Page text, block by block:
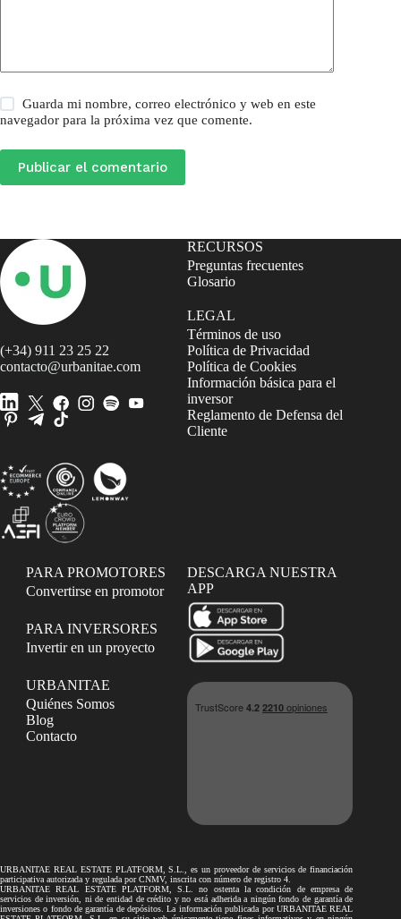
Guarda mi nombre, correo electrónico y web en este
navegador para la próxima vez que comente.
Publicar el comentario
(+34) 911 23 25 22
contacto@urbanitae.com
RECURSOS
Preguntas frecuentes
Glosario
LEGAL
Términos de uso
Política de Privacidad
Política de Cookies
Información básica para el
inversor
Reglamento de Defensa del
Cliente
PARA PROMOTORES
Convertirse en promotor
PARA INVERSORES
Invertir en un proyecto
URBANITAE
Quiénes Somos
Blog
Contacto
DESCARGA NUESTRA
APP
URBANITAE REAL ESTATE PLATFORM, S.L., es un proveedor de servicios de financiación
participativa autorizada y regulada por CNMV, inscrita con número de registro 4.
URBANITAE REAL ESTATE PLATFORM, S.L. no ostenta la condición de empresa de
servicios de inversión, ni de entidad de crédito y no está adherida a ningún fondo de garantía de
inversiones o fondo de garantía de depósitos. La información publicada por URBANITAE REAL